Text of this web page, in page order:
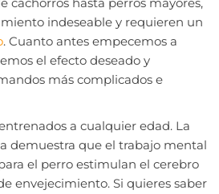
indeseable y requieren un
. Cuanto antes empecemos a
el efecto deseado y
más complicados e
a cualquier edad. La
demuestra que el trabajo mental
el perro estimulan el cerebro
envejecimiento. Si quieres saber